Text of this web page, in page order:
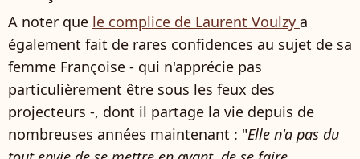
A noter que le complice de Laurent Voulzy a
également fait de rares confidences au sujet de sa
femme Françoise - qui n'apprécie pas
particulièrement être sous les feux des
projecteurs -, dont il partage la vie depuis de
nombreuses années maintenant : "Elle n'a pas du